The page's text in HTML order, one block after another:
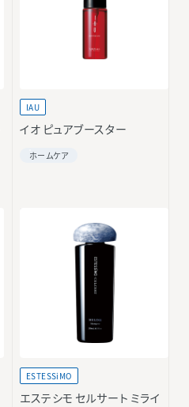
IAU
イオ ピュアブースター
ホームケア
ESTESSiMO
エステシモ セルサート ミライ